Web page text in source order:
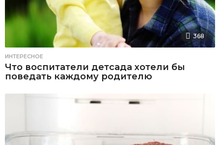
368
ИНТЕРЕСНОЕ
Что воспитатели детсада хотели бы
поведать каждому родителю